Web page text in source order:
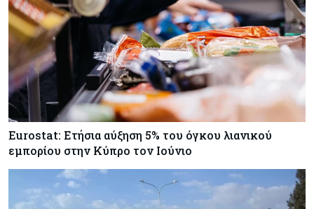
Eurostat: Ετήσια αύξηση 5% του όγκου λιανικού
εμπορίου στην Κύπρο τον Ιούνιο